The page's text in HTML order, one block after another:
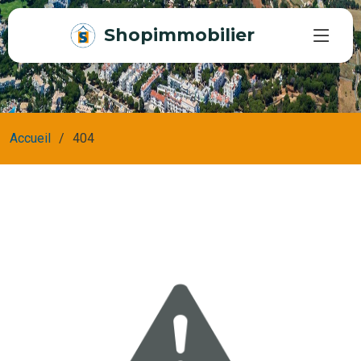
Shopimmobilier
Accueil 404